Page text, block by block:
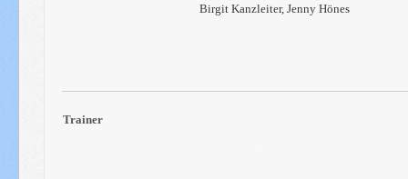
Birgit Kanzleiter, Jenny Hönes
Trainer